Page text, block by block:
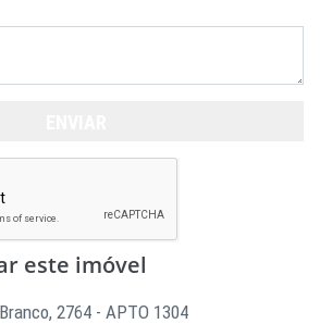
este imóvel
2764 - APTO 1304